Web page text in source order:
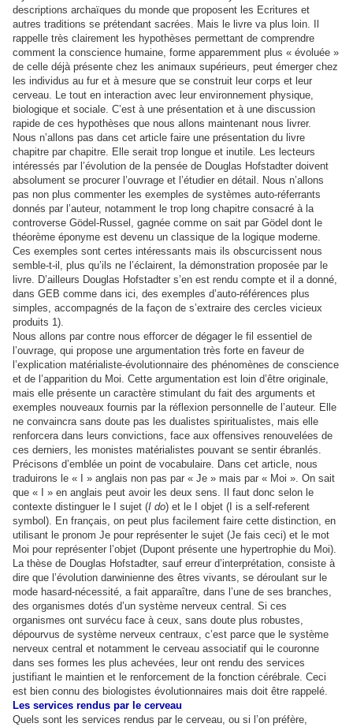
descriptions archaïques du monde que proposent les Ecritures et
autres traditions se prétendant sacrées. Mais le livre va plus loin. Il
rappelle très clairement les hypothèses permettant de comprendre
comment la conscience humaine, forme apparemment plus « évoluée »
de celle déjà présente chez les animaux supérieurs, peut émerger chez
les individus au fur et à mesure que se construit leur corps et leur
cerveau. Le tout en interaction avec leur environnement physique,
biologique et sociale. C’est à une présentation et à une discussion
rapide de ces hypothèses que nous allons maintenant nous livrer.
Nous n’allons pas dans cet article faire une présentation du livre
chapitre par chapitre. Elle serait trop longue et inutile. Les lecteurs
intéressés par l’évolution de la pensée de Douglas Hofstadter doivent
absolument se procurer l’ouvrage et l’étudier en détail. Nous n’allons
pas non plus commenter les exemples de systèmes auto-réferrants
donnés par l’auteur, notamment le trop long chapitre consacré à la
controverse Gödel-Russel, gagnée comme on sait par Gödel dont le
théorème éponyme est devenu un classique de la logique moderne.
Ces exemples sont certes intéressants mais ils obscurcissent nous
semble-t-il, plus qu’ils ne l’éclairent, la démonstration proposée par le
livre. D’ailleurs Douglas Hofstadter s’en est rendu compte et il a donné,
dans GEB comme dans ici, des exemples d’auto-références plus
simples, accompagnés de la façon de s’extraire des cercles vicieux
produits 1).
Nous allons par contre nous efforcer de dégager le fil essentiel de
l’ouvrage, qui propose une argumentation très forte en faveur de
l’explication matérialiste-évolutionnaire des phénomènes de conscience
et de l’apparition du Moi. Cette argumentation est loin d’être originale,
mais elle présente un caractère stimulant du fait des arguments et
exemples nouveaux fournis par la réflexion personnelle de l’auteur. Elle
ne convaincra sans doute pas les dualistes spiritualistes, mais elle
renforcera dans leurs convictions, face aux offensives renouvelées de
ces derniers, les monistes matérialistes pouvant se sentir ébranlés.
Précisons d’emblée un point de vocabulaire. Dans cet article, nous
traduirons le « I » anglais non pas par « Je » mais par « Moi ». On sait
que « I » en anglais peut avoir les deux sens. Il faut donc selon le
contexte distinguer le I sujet (I do) et le I objet (I is a self-referent
symbol). En français, on peut plus facilement faire cette distinction, en
utilisant le pronom Je pour représenter le sujet (Je fais ceci) et le mot
Moi pour représenter l’objet (Dupont présente une hypertrophie du Moi).
La thèse de Douglas Hofstadter, sauf erreur d’interprétation, consiste à
dire que l’évolution darwinienne des êtres vivants, se déroulant sur le
mode hasard-nécessité, a fait apparaître, dans l’une de ses branches,
des organismes dotés d’un système nerveux central. Si ces
organismes ont survécu face à ceux, sans doute plus robustes,
dépourvus de système nerveux centraux, c’est parce que le système
nerveux central et notamment le cerveau associatif qui le couronne
dans ses formes les plus achevées, leur ont rendu des services
justifiant le maintien et le renforcement de la fonction cérébrale. Ceci
est bien connu des biologistes évolutionnaires mais doit être rappelé.
Les services rendus par le cerveau
Quels sont les services rendus par le cerveau, ou si l’on préfère,